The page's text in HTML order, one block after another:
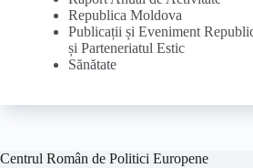
Republica Moldova
Publicații și Eveniment
și Parteneriatul Estic
Sănătate
Centrul Român de Politici Europene